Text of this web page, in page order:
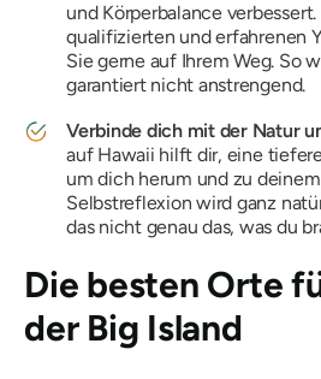
und Körperbalance verbessert.
qualifizierten und erfahrenen
Sie gerne auf Ihrem Weg. So
garantiert nicht anstrengend.
Verbinde dich mit der Natur
auf Hawaii hilft dir, eine
um dich herum und zu
Selbstreflexion wird ganz
das nicht genau das, was du
Die besten Orte
der Big Island